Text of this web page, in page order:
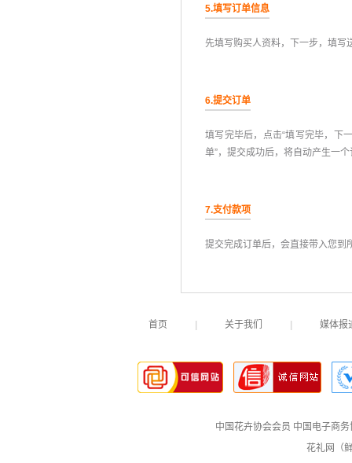
5.填写订单信息
先填写购买人资料，下一步，填写
6.提交订单
填写完毕后，点击“填写完毕，下
单”，提交成功后，将自动产生一
7.支付款项
提交完成订单后，会直接带入您到
首页 关于我们 媒体报
中国花卉协会会员 中国电子商
花礼网（